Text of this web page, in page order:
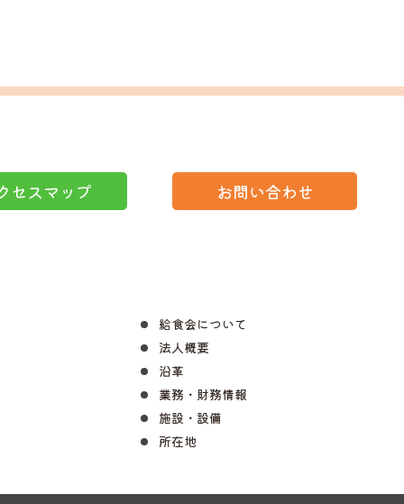
セスマップ お問い合わせ
給食会について
法人概要
沿革
業務・財務情報
施設・設備
所在地